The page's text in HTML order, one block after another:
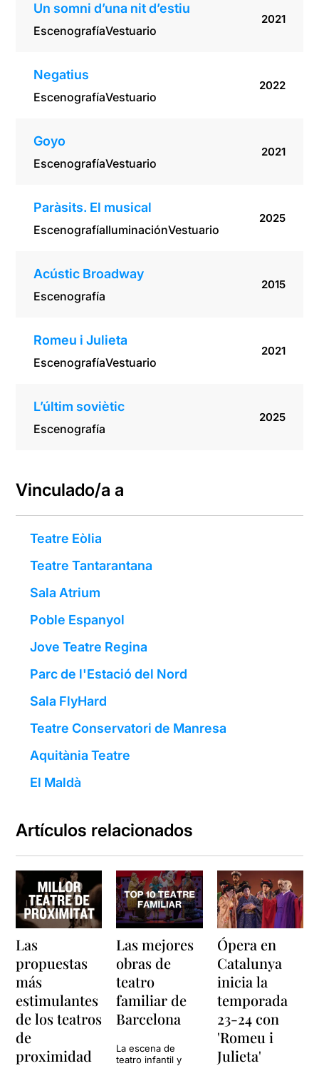
Un somni d’una nit d’estiu
EscenografíaVestuario
2021
Negatius
EscenografíaVestuario
2022
Goyo
EscenografíaVestuario
2021
Paràsits. El musical
EscenografíaIluminaciónVestuario
2025
Acústic Broadway
Escenografía
2015
Romeu i Julieta
EscenografíaVestuario
2021
L’últim soviètic
Escenografía
2025
Vinculado/a a
Teatre Eòlia
Teatre Tantarantana
Sala Atrium
Poble Espanyol
Jove Teatre Regina
Parc de l'Estació del Nord
Sala FlyHard
Teatre Conservatori de Manresa
Aquitània Teatre
El Maldà
Artículos relacionados
Las
propuestas
más
estimulantes
de los teatros
de
proximidad
Las mejores
obras de
teatro
familiar de
Barcelona
La escena de
teatro infantil y
Ópera en
Catalunya
inicia la
temporada
23-24 con
'Romeu i
Julieta'